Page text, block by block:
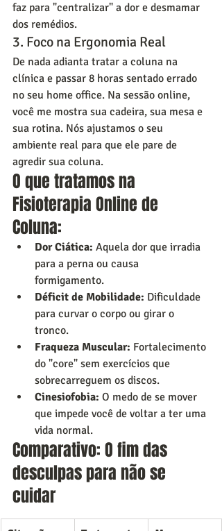
faz para "centralizar" a dor e desmamar
dos remédios.
3. Foco na Ergonomia Real
De nada adianta tratar a coluna na
clínica e passar 8 horas sentado errado
no seu home office. Na sessão online,
você me mostra sua cadeira, sua mesa e
sua rotina. Nós ajustamos o seu
ambiente real para que ele pare de
agredir sua coluna.
O que tratamos na
Fisioterapia Online de
Coluna:
Dor Ciática: Aquela dor que irradia
para a perna ou causa
formigamento.
Déficit de Mobilidade: Dificuldade
para curvar o corpo ou girar o
tronco.
Fraqueza Muscular: Fortalecimento
do "core" sem exercícios que
sobrecarreguem os discos.
Cinesiofobia: O medo de se mover
que impede você de voltar a ter uma
vida normal.
Comparativo: O fim das
desculpas para não se
cuidar